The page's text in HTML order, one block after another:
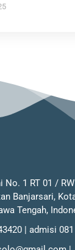
No. 1 RT 01 /
Banjarsari,
Tengah,
| admisi